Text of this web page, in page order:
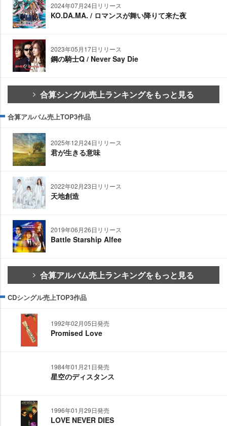
2024年07月24日リリース
KO.DA.MA. / ロマンスが舞い降りて来た夜
2023年05月17日リリース
鋼の騎士Q / Never Say Die
合算シングル売上ランキングをもっと見る
合算アルバム売上TOP3作品
2025年12月24日リリース
君が生きる意味
2022年02月23日リリース
天地創造
2019年06月26日リリース
Battle Starship Alfee
合算アルバム売上ランキングをもっと見る
CDシングル売上TOP3作品
1992年02月05日発売
Promised Love
1984年01月21日発売
星空のディスタンス
1996年01月29日発売
LOVE NEVER DIES